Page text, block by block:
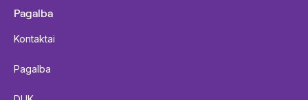
Pagalba
Kontaktai
Pagalba